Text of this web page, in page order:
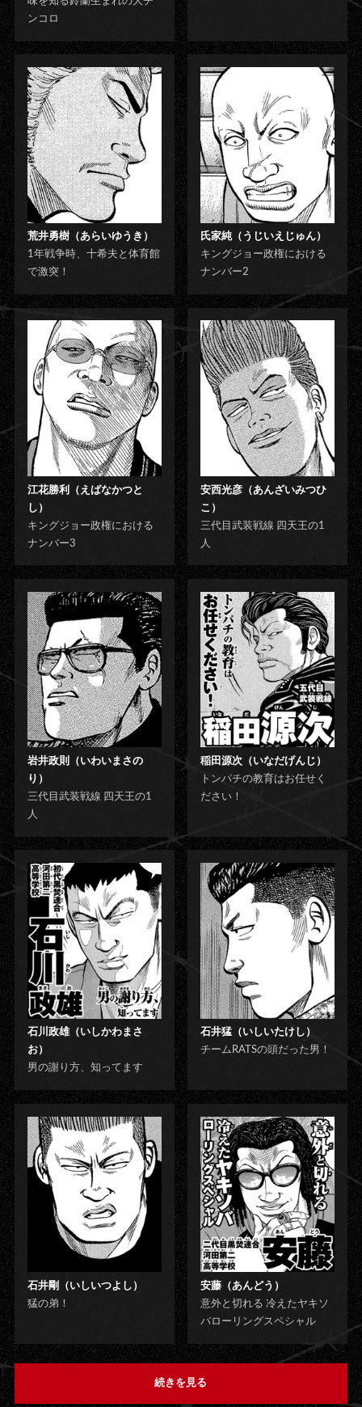
ンコロ
荒井勇樹（あらいゆうき）
1年戦争時、十希夫と体育館
で激突！
氏家純（うじいえじゅん）
キングジョー政権における
ナンバー2
江花勝利（えばなかつと
し）
キングジョー政権における
ナンバー3
安西光彦（あんざいみつひ
こ）
三代目武装戦線 四天王の1
人
岩井政則（いわいまさの
り）
三代目武装戦線 四天王の1
人
稲田源次（いなだげんじ）
トンパチの教育はお任せく
ださい！
石川政雄（いしかわまさ
お）
男の謝り方、知ってます
石井猛（いしいたけし）
チームRATSの頭だった男！
石井剛（いしいつよし）
猛の弟！
安藤（あんどう）
意外と切れる 冷えたヤキソ
バローリングスペシャル
続きを見る